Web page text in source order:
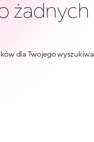
żadnych
dla Twojego